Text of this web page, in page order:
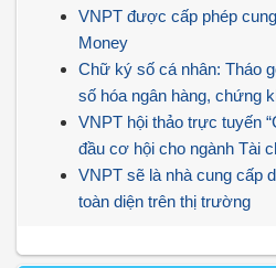
VNPT được cấp phép
Money
Chữ ký số cá nhân: Tháo
số hóa ngân hàng, chứng
VNPT hội thảo trực tuyến
đầu cơ hội cho ngành Tài
VNPT sẽ là nhà cung cấp
toàn diện trên thị trường